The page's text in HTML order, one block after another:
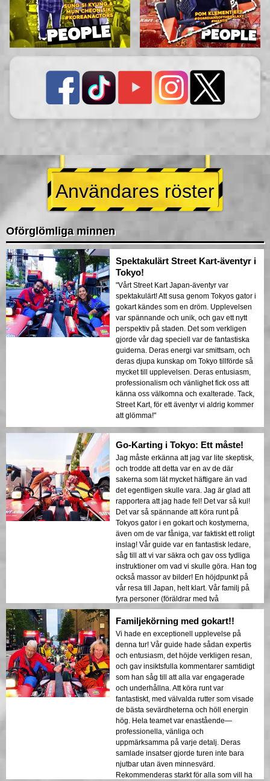
Användares röster
Oförglömliga minnen
Spektakulärt Street Kart-äventyr i
Tokyo!
"Vårt Street Kart Japan-äventyr var
spektakulärt! Att susa genom Tokyos gator i
gokart kändes som en dröm. Upplevelsen
var spännande och unik, och gav ett nytt
perspektiv på staden. Det som verkligen
gjorde vår dag speciell var de fantastiska
guiderna. Deras energi var smittsam, och
deras djupa kunskap om Tokyo tillförde så
mycket till upplevelsen. Deras entusiasm,
professionalism och vänlighet fick oss att
känna oss välkomna och exalterade. Tack,
Street Kart, för ett äventyr vi aldrig kommer
att glömma!"
Go-Karting i Tokyo: Ett måste!
Jag måste erkänna att jag var lite skeptisk,
och trodde att detta var en av de där
sakerna som lät mycket häftigare än vad
det egentligen skulle vara. Jag är glad att
rapportera att jag hade fel! Det var så kul!
Det var så spännande att köra runt på
Tokyos gator i en gokart och kostymerna,
även om de var fåniga, var faktiskt ett roligt
inslag! Vår guide var en fantastisk ledare,
såg till att vi var säkra och gav oss tydliga
instruktioner om vad vi skulle göra. Han tog
också massor av bilder! En höjdpunkt på
vår resa till Japan, helt klart. Vår familj på
fyra personer (föräldrar med två
universitetsstudenter) älskade det!
Familjekörning med gokart!!
Vi hade en exceptionell upplevelse på
denna tur! Vår guide hade sådan expertis
och entusiasm, det höjde verkligen resan,
och gav insiktsfulla kommentarer samtidigt
som han såg till att alla var engagerade
och underhållna. Att köra runt var
fantastiskt, med välvalda rutter som visade
de bästa sevärdheterna och höll energin
hög. Hela teamet var enastående—
professionella, vänliga och
uppmärksamma på varje detalj. Deras
samlade insatser gjorde turen inte bara
njutbar utan även minnesvärd.
Rekommenderas starkt för alla som vill ha